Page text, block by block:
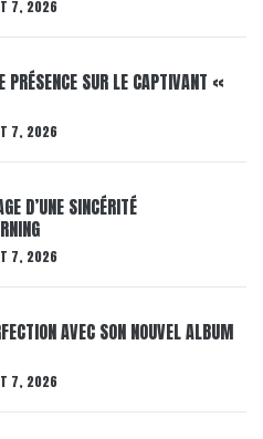
7, 2026
PRÉSENCE SUR LE CAPTIVANT «
7, 2026
D’UNE SINCÉRITÉ
7, 2026
AVEC SON NOUVEL ALBUM
7, 2026